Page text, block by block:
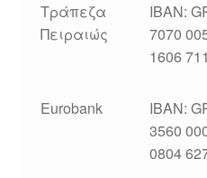
Τρόποι Αποστολής
Τράπεζα
Πειραιώς
IBAN:
7070
1606 711
Eurobank
IBAN:
3560
0804